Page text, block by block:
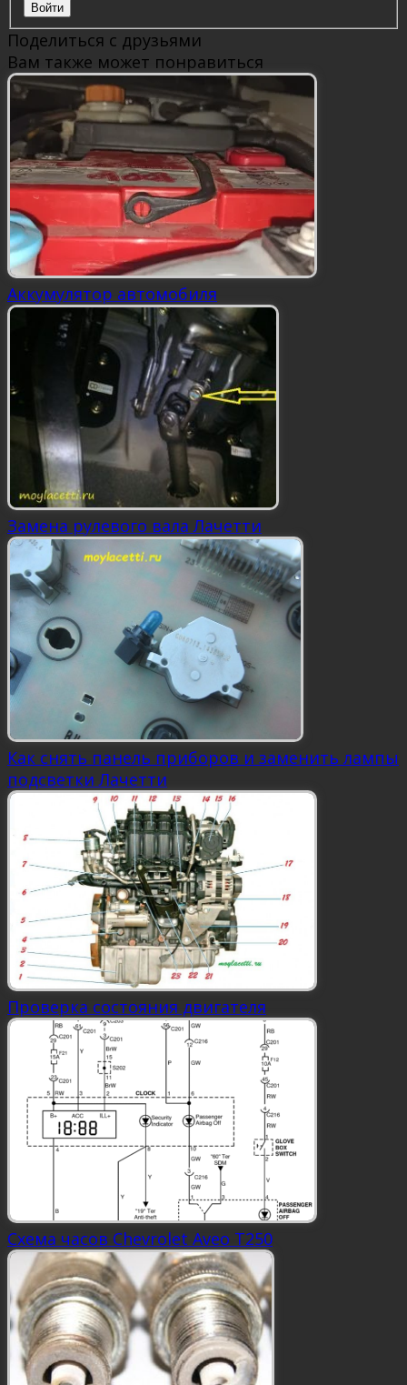
Войти
Поделиться с друзьями
Вам также может понравиться
Аккумулятор автомобиля
Замена рулевого вала Лачетти
Как снять панель приборов и заменить лампы
подсветки Лачетти
Проверка состояния двигателя
Схема часов Chevrolet Aveo Т250